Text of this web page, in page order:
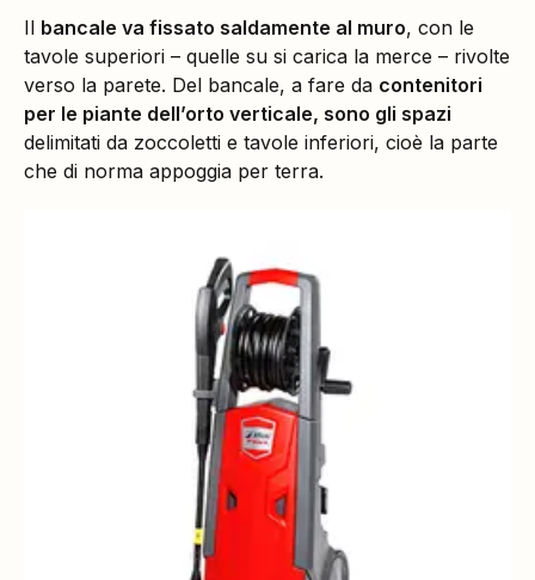
Il bancale va fissato saldamente al muro, con le
tavole superiori – quelle su si carica la merce – rivolte
verso la parete. Del bancale, a fare da contenitori
per le piante dell’orto verticale, sono gli spazi
delimitati da zoccoletti e tavole inferiori, cioè la parte
che di norma appoggia per terra.